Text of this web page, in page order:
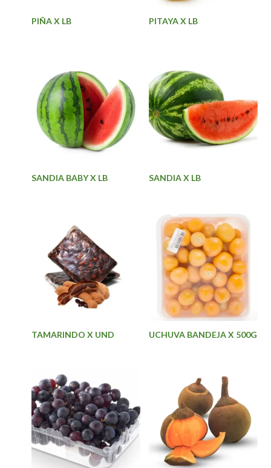
PIÑA X LB PITAYA X LB
SANDIA BABY X LB SANDIA X LB
TAMARINDO X UND UCHUVA BANDEJA X 500G